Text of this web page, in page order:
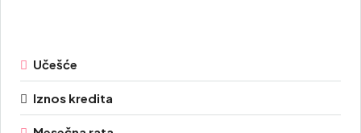
Učešće
Iznos kredita